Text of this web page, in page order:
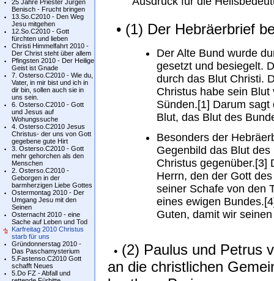
25 Jahre Priester Jürgen
Benisch - Frucht bringen
13.So.C2010 - Den Weg
Jesu mitgehen
12.So.C2010 - Gott
fürchten und lieben
Christi Himmelfahrt 2010 -
Der Christ steht über allem
Pfingsten 2010 - Der Heilige
Geist ist Gnade
7. Osterso.C2010 - Wie du,
Vater, in mir bist und ich in
dir bin, sollen auch sie in
uns sein.
6. Osterso.C2010 - Gott
und Jesus auf
Wohungssuche
4. Osterso.C2010 Jesus
Christus- der uns von Gott
gegebene gute Hirt
3. Osterso.C2010 - Gott
mehr gehorchen als den
Menschen
2. Osterso.C2010 -
Geborgen in der
barmherzigen Liebe Gottes
Ostermontag 2010 - Der
Umgang Jesu mit den
Seinen
Osternacht 2010 - eine
Sache auf Leben und Tod
Karfreitag 2010 Christus
starb für uns
Gründonnerstag 2010 -
Das Paschamysterium
5.Fastenso.C2010 Gott
schafft Neues
5.Do FZ - Abfall und
• (1) Der Hebräerbrief
Der Alte Bund wurde
gesetzt und besiegelt.
durch das Blut Christi.
Christus habe sein
Sünden.[1] Darum sagt
Blut, das Blut des
Besonders der
Gegenbild das Blut
Christus gegenüber.[3]
Herrn, den der Gott
seiner Schafe von den
eines ewigen
Guten, damit wir
• (2) Paulus und Petrus
an die christlichen